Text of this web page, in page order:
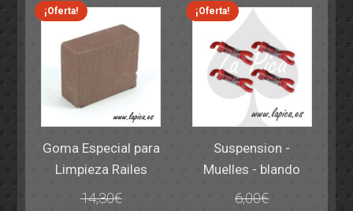
¡Oferta!
Goma Especial para
Limpieza Railes
14,30€
¡Oferta!
Suspension -
Muelles - blando
6,00€